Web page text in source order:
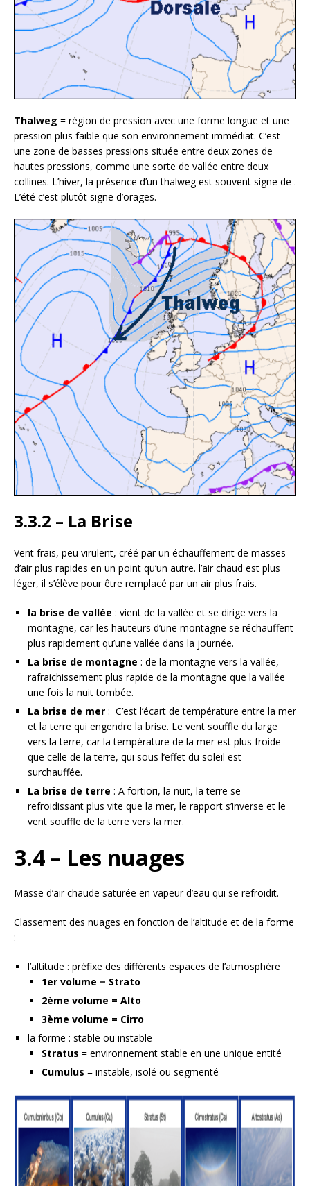
Thalweg = région de pression avec une forme longue et une
pression plus faible que son environnement immédiat. C’est
une zone de basses pressions située entre deux zones de
hautes pressions, comme une sorte de vallée entre deux
collines. L’hiver, la présence d’un thalweg est souvent signe de .
L’été c’est plutôt signe d’orages.
3.3.2 – La Brise
Vent frais, peu virulent, créé par un échauffement de masses
d’air plus rapides en un point qu’un autre. l’air chaud est plus
léger, il s’élève pour être remplacé par un air plus frais.
la brise de vallée : vient de la vallée et se dirige vers la
montagne, car les hauteurs d’une montagne se réchauffent
plus rapidement qu’une vallée dans la journée.
La brise de montagne : de la montagne vers la vallée,
rafraichissement plus rapide de la montagne que la vallée
une fois la nuit tombée.
La brise de mer : C’est l’écart de température entre la mer
et la terre qui engendre la brise. Le vent souffle du large
vers la terre, car la température de la mer est plus froide
que celle de la terre, qui sous l’effet du soleil est
surchauffée.
La brise de terre : A fortiori, la nuit, la terre se
refroidissant plus vite que la mer, le rapport s’inverse et le
vent souffle de la terre vers la mer.
3.4 – Les nuages
Masse d’air chaude saturée en vapeur d’eau qui se refroidit.
Classement des nuages en fonction de l’altitude et de la forme
:
l’altitude : préfixe des différents espaces de l’atmosphère
1er volume = Strato
2ème volume = Alto
3ème volume = Cirro
la forme : stable ou instable
Stratus = environnement stable en une unique entité
Cumulus = instable, isolé ou segmenté